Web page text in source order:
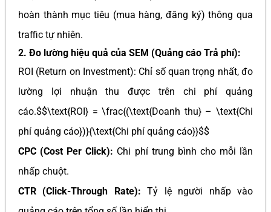
hoàn thành mục tiêu (mua hàng, đăng ký) thông qua
traffic tự nhiên.
2. Đo lường hiệu quả của SEM (Quảng cáo Trả phí):
ROI (Return on Investment): Chỉ số quan trọng nhất, đo
lường lợi nhuận thu được trên chi phí quảng
cáo.$$\text{ROI} = \frac{(\text{Doanh thu} – \text{Chi
phí quảng cáo})}{\text{Chi phí quảng cáo}}$$
CPC (Cost Per Click): Chi phí trung bình cho mỗi lần
nhấp chuột.
CTR (Click-Through Rate): Tỷ lệ người nhấp vào